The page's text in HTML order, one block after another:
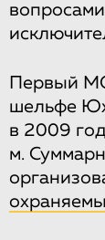
Первый
шельфе
в 2009
м.